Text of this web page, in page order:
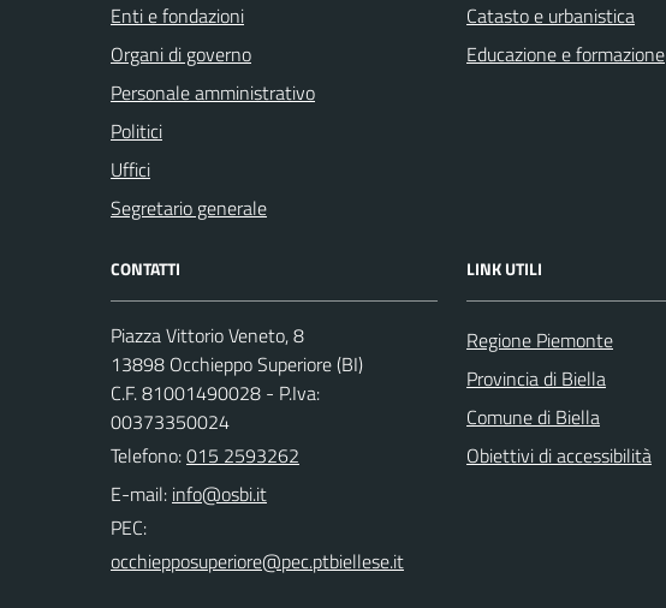
Enti e fondazioni
Organi di governo
Personale amministrativo
Politici
Uffici
Segretario generale
Catasto e urbanistica
Educazione e formazione
CONTATTI
Piazza Vittorio Veneto, 8
13898 Occhieppo Superiore (BI)
C.F. 81001490028 - P.Iva:
00373350024
Telefono:015 2593262
E-mail:
PEC:
LINK UTILI
Regione Piemonte
Provincia di Biella
Comune di Biella
Obiettivi di accessibilità